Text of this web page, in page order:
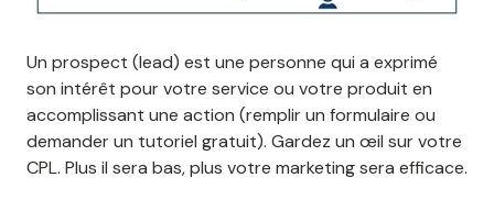
Un prospect (lead) est une personne qui a exprimé
son intérêt pour votre service ou votre produit en
accomplissant une action (remplir un formulaire ou
demander un tutoriel gratuit). Gardez un œil sur votre
CPL. Plus il sera bas, plus votre marketing sera efficace.